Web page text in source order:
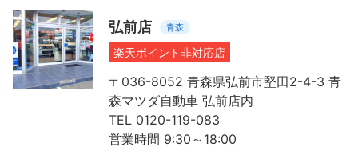
弘前店 青森
楽天ポイント非対応店
〒036-8052 青森県弘前市堅田2-4-3 青
森マツダ自動車 弘前店内
TEL 0120-119-083
営業時間 9:30～18:00